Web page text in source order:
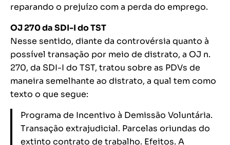
reparando o prejuízo com a perda do emprego.
OJ 270 da SDI-I do TST
Nesse sentido, diante da controvérsia quanto à
possível transação por meio de distrato, a OJ n.
270, da SDI-I do TST, tratou sobre as PDVs de
maneira semelhante ao distrato, a qual tem como
texto o que segue:
Programa de Incentivo à Demissão Voluntária.
Transação extrajudicial. Parcelas oriundas do
extinto contrato de trabalho. Efeitos. A